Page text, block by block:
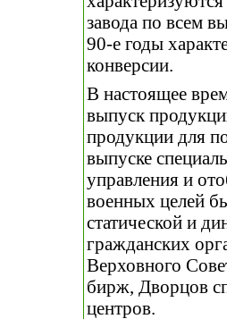
завода по всем
90-е годы
конверсии.
В настоящее
выпуск
продукции для
выпуске
управления и
военных целей
статической и
гражданских
Верховного
бирж, Дворцов
центров.